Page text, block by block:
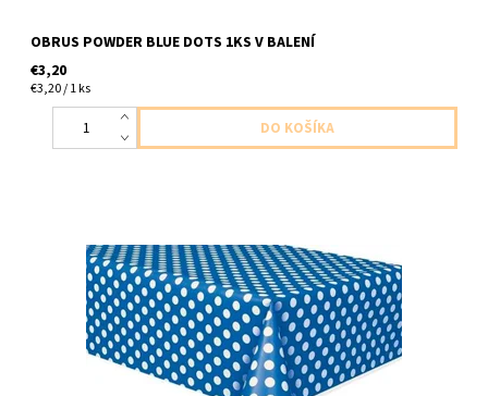
OBRUS POWDER BLUE DOTS 1KS V BALENÍ
€3,20
€3,20 / 1 ks
plastovy obrus kralovska modra s bielymi bodkami 1ks v baleni
velkost 1,37 x 2,74m